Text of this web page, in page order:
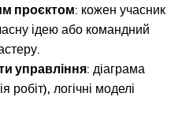
проєктом: кожен учасник
ідею або командний
управління: діаграма
робіт), логічні моделі